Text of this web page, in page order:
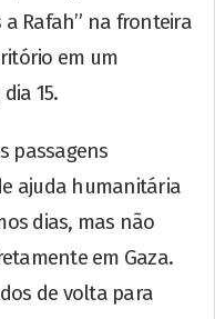
Rafah” na fronteira
em um
15.
passagens
ajuda humanitária
dias, mas não
em Gaza.
de volta para